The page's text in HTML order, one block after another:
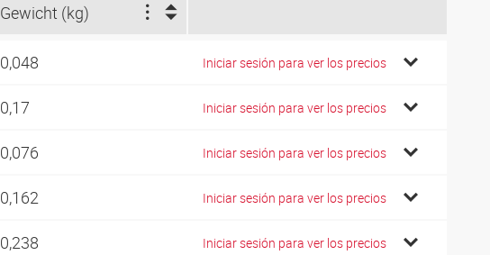
Gewicht (kg)
0,048 Iniciar sesión para ver los precios
0,17 Iniciar sesión para ver los precios
0,076 Iniciar sesión para ver los precios
0,162 Iniciar sesión para ver los precios
0,238 Iniciar sesión para ver los precios